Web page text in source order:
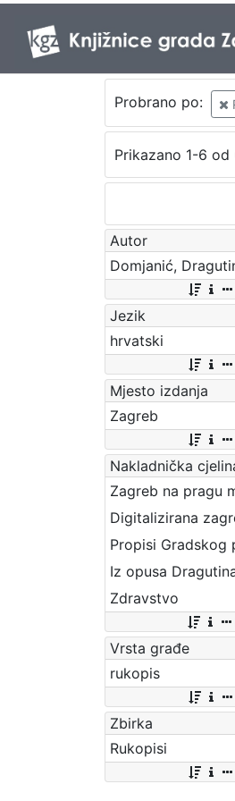
Probrano po:
Prikazano 1-6 od
Autor
Jezik
hrvatski
Mjesto izdanja
Zagreb
Nakladnička
Iz opusa
Zdravstvo
Vrsta građe
rukopis
Zbirka
Rukopisi